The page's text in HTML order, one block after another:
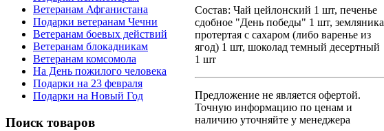
Состав: Чай цейлонский 1 шт, печенье
сдобное "День победы" 1 шт, земляника
протертая с сахаром (либо варенье из
ягод) 1 шт, шоколад темный десертный
1 шт
Предложение не является офертой.
Точную информацию по ценам и
наличию уточняйте у менеджера
Ветеранам Афганистана
Подарки ветеранам Чечни
Ветеранам боевых действий
Ветеранам блокадникам
Ветеранам комсомола
На День пожилого человека
Подарки на 23 февраля
Подарки на Новый Год
Поиск товаров